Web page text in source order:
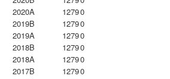
2020A
12790
2019B
12790
2019A
12790
2018B
12790
2018A
12790
2017B
12790